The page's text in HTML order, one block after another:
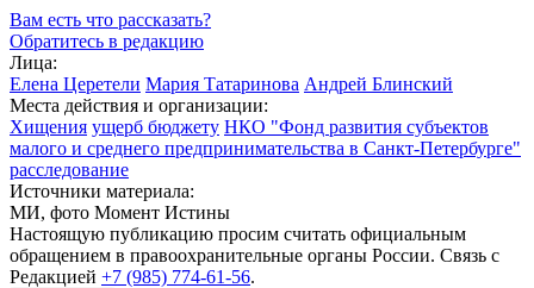
Вам есть что рассказать?
Обратитесь в редакцию
Лица:
Елена Церетели Мария Татаринова Андрей Блинский
Места действия и организации:
Хищения ущерб бюджету НКО "Фонд развития субъектов
малого и среднего предпринимательства в Санкт-Петербурге"
расследование
Источники материала:
МИ, фото Момент Истины
Настоящую публикацию просим считать официальным
обращением в правоохранительные органы России. Связь с
Редакцией +7 (985) 774-61-56.